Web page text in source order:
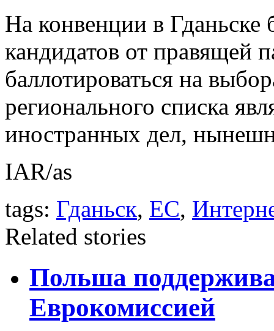
На конвенции в Гданьске
кандидатов от правящей
баллотироваться на
регионального списка
иностранных дел,
IAR/as
tags: Гданьск, ЕС,
Related stories
Польша
Еврокомиссией